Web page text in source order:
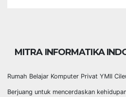
MITRA INFORMATIKA
Rumah Belajar Komputer Privat YMII
Berjuang untuk mencerdaskan